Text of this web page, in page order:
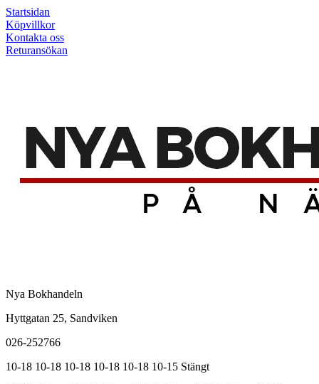
Startsidan
Köpvillkor
Kontakta oss
Returansökan
Nya Bokhandeln
Hyttgatan 25, Sandviken
026-252766
10-18 10-18 10-18 10-18 10-18 10-15 Stängt